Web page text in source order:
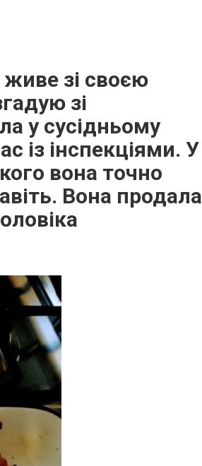
зі своєю
зі
у сусідньому
із інспекціями. У
вона точно
Вона продала